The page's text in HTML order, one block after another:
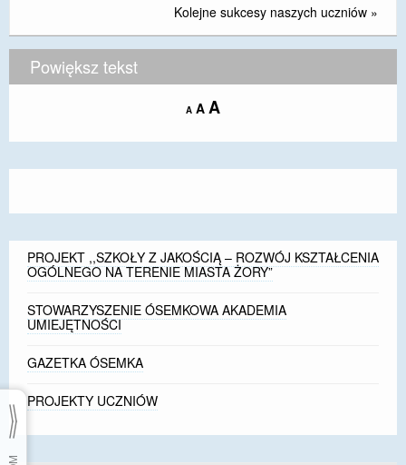
Kolejne sukcesy naszych uczniów »
Powiększ tekst
A Decrease
size.
A Reset
size.
AIncrease
size.
PROJEKT ,,SZKOŁY Z JAKOŚCIĄ – ROZWÓJ KSZTAŁCENIA
OGÓLNEGO NA TERENIE MIASTA ŻORY”
STOWARZYSZENIE ÓSEMKOWA AKADEMIA
UMIEJĘTNOŚCI
GAZETKA ÓSEMKA
PROJEKTY UCZNIÓW